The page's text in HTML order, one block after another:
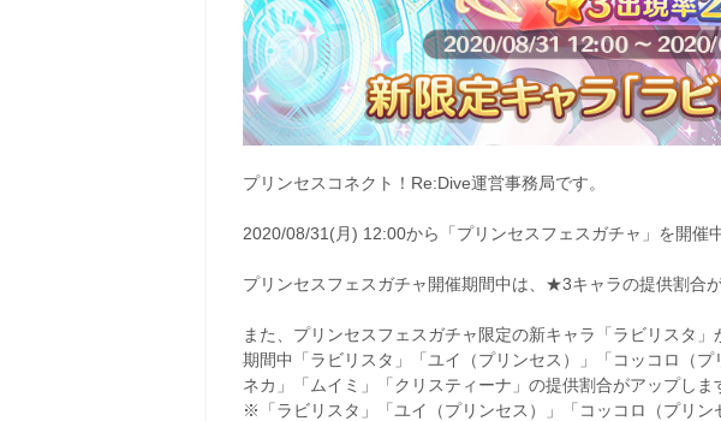
プリンセスコネクト！Re:Dive運営事務局です。
2020/08/31(月) 12:00から「プリンセスフェスガチャ」を開催
プリンセスフェスガチャ開催期間中は、★3キャラの提供割合
また、プリンセスフェスガチャ限定の新キャラ「ラビリスタ」
期間中「ラビリスタ」「ユイ（プリンセス）」「コッコロ（
ネカ」「ムイミ」「クリスティーナ」の提供割合がアップしま
※「ラビリスタ」「ユイ（プリンセス）」「コッコロ（プリ